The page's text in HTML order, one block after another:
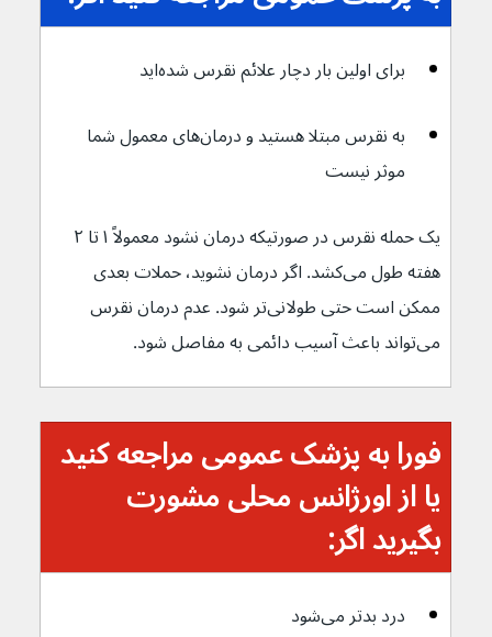
برای اولین بار دچار علائم نقرس شده‌اید
به نقرس مبتلا هستید و درمان‌های معمول شما
موثر نیست
هفته طول می‌کشد. اگر درمان نشوید، حملات بعدی
ممکن است حتی طولانی‌تر شود. عدم درمان نقرس
می‌تواند باعث آسیب دائمی به مفاصل شود.
فورا به پزشک عمومی مراجعه کنید
یا از اورژانس محلی مشورت
بگیرید اگر:
درد بدتر می‌شود